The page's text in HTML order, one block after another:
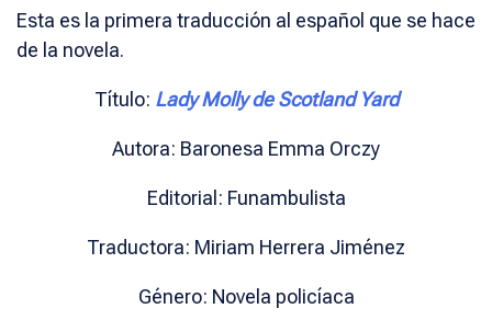
Esta es la primera traducción al español que se hace
de la novela.
Título: Lady Molly de Scotland Yard
Autora: Baronesa Emma Orczy
Editorial: Funambulista
Traductora: Miriam Herrera Jiménez
Género: Novela policíaca